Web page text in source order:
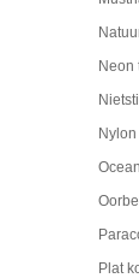
Neon
Plat